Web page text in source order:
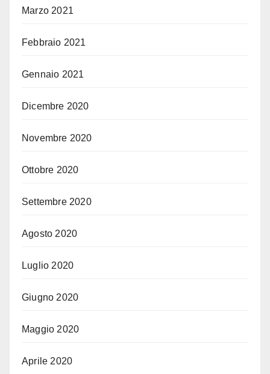
Marzo 2021
Febbraio 2021
Gennaio 2021
Dicembre 2020
Novembre 2020
Ottobre 2020
Settembre 2020
Agosto 2020
Luglio 2020
Giugno 2020
Maggio 2020
Aprile 2020